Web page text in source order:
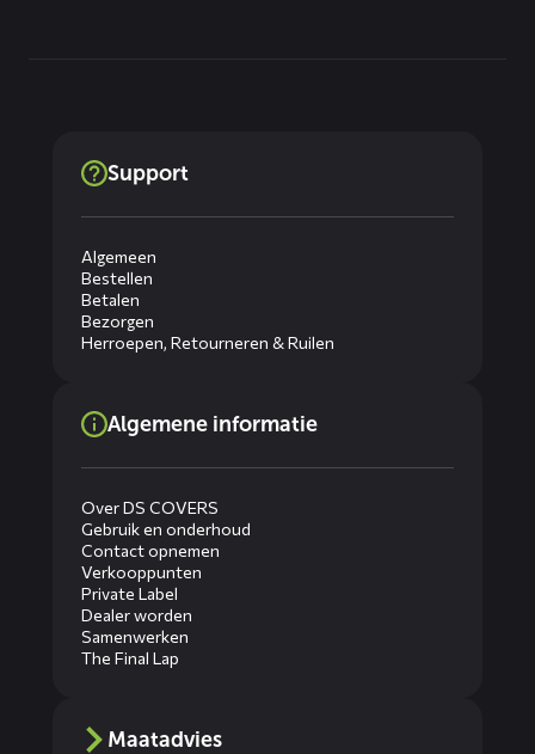
Support
Algemeen
Bestellen
Betalen
Bezorgen
Herroepen, Retourneren & Ruilen
Algemene informatie
Over DS COVERS
Gebruik en onderhoud
Contact opnemen
Verkooppunten
Private Label
Dealer worden
Samenwerken
The Final Lap
Maatadvies